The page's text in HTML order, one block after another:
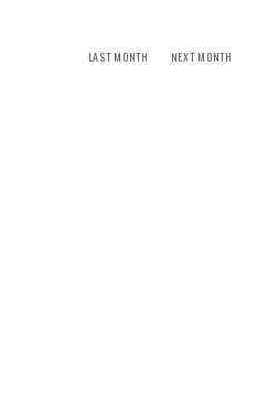
LAST MONTH NEXT MONTH